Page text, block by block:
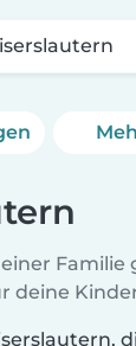
Familie
deine